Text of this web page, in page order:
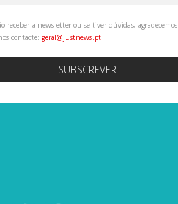
receber a newsletter ou se tiver dúvidas, agradecemos
contacte: geral@justnews.pt
SUBSCREVER